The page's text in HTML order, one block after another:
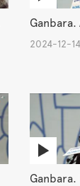
Ganbara.
2024-12-